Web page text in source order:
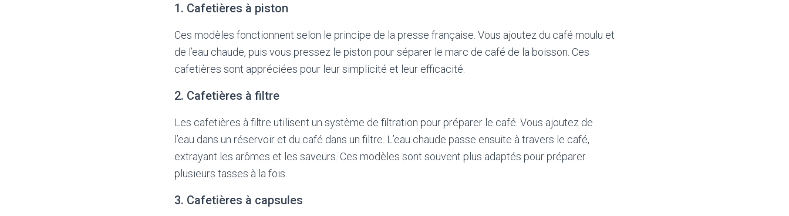
1. Cafetières à piston
Ces modèles fonctionnent selon le principe de la presse française. Vous ajoutez du café moulu et
de l’eau chaude, puis vous pressez le piston pour séparer le marc de café de la boisson. Ces
cafetières sont appréciées pour leur simplicité et leur efficacité.
2. Cafetières à filtre
Les cafetières à filtre utilisent un système de filtration pour préparer le café. Vous ajoutez de
l’eau dans un réservoir et du café dans un filtre. L’eau chaude passe ensuite à travers le café,
extrayant les arômes et les saveurs. Ces modèles sont souvent plus adaptés pour préparer
plusieurs tasses à la fois.
3. Cafetières à capsules